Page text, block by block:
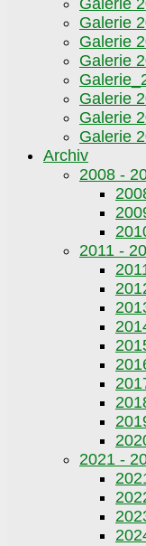
Galerie
Galerie
Galerie
Galerie
Galerie
Galerie
Galerie
Archiv
2008 -
2011 -
2021 -